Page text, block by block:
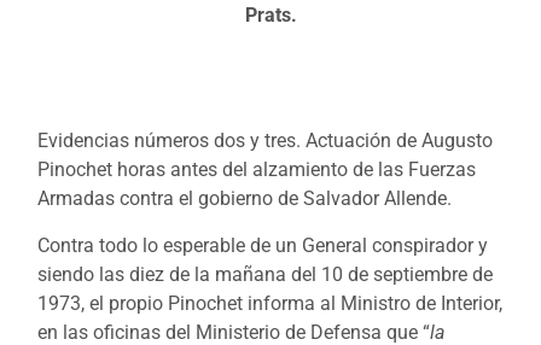
Prats.
Evidencias números dos y tres. Actuación de Augusto
Pinochet horas antes del alzamiento de las Fuerzas
Armadas contra el gobierno de Salvador Allende.
Contra todo lo esperable de un General conspirador y
siendo las diez de la mañana del 10 de septiembre de
1973, el propio Pinochet informa al Ministro de Interior,
en las oficinas del Ministerio de Defensa que “la